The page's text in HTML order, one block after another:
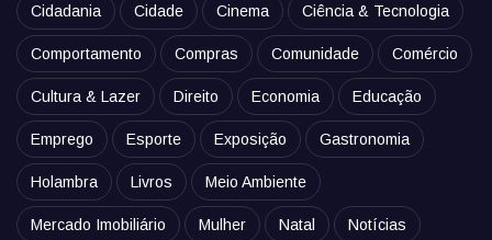
Cidadania Cidade Cinema Ciência & Tecnologia
Comportamento Compras Comunidade Comércio
Cultura & Lazer Direito Economia Educação
Emprego Esporte Exposição Gastronomia
Holambra Livros Meio Ambiente
Mercado Imobiliário Mulher Natal Notícias